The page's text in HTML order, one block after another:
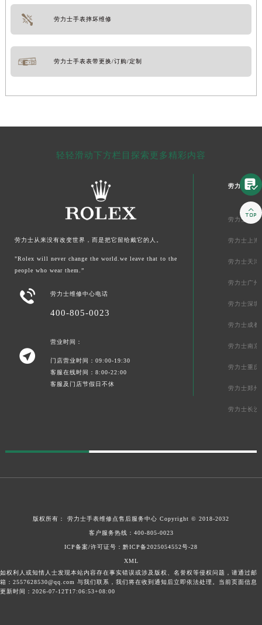
劳力士手表摔坏维修
劳力士手表表带更换/订购/定制
轻轻滑动下方栏目探索更多精彩内容
劳力士从来没有改变世界，而是把它留给戴它的人。
"Rolex will never change the world.we leave that to the
people who wear them.”
 劳力士维修中心电话
400-805-0023

营业时间：
门店营业时间：09:00-19:30
客服在线时间：8:00-22:00
客服及门店节假日不休
劳力士中国
劳力士北京
劳力士上海
劳力士天津
劳力士广州
劳力士深圳
劳力士成都
劳力士南京
劳力士重庆
劳力士郑州
劳力士长沙
版权所有： 劳力士手表维修点售后服务中心 Copyright © 2018-2032
客户服务热线： 400-805-0023
ICP备案/许可证号： 黔ICP备2025054552号-28
XML
如权利人或知情人士发现本站内容存在事实错误或涉及版权、名誉权等侵权问题，请通过邮
箱：2557628530@qq.com 与我们联系，我们将在收到通知后立即依法处理。当前页面信息
更新时间：2026-07-12T17:06:53+08:00

